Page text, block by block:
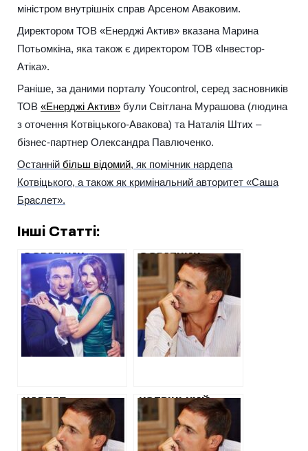
міністром внутрішніх справ Арсеном Аваковим.
Директором ТОВ «Енерджі Актив» вказана Марина
Потьомкіна, яка також є директором ТОВ «Інвестор-
Атіка».
Раніше, за даними порталу Youcontrol, серед засновників
ТОВ «Енерджі Актив» були Світлана Мурашова (людина
з оточення Котвіцького-Авакова) та Наталія Штих –
бізнес-партнер Олександра Павлюченко.
Останній більш відомий, як помічник нардепа
Котвіцького, а також як кримінальний авторитет «Саша
Браслет».
Інші Статті:
СОРАТНИК
АВАКОВА
ОТРИМАВ
ЧЕРГОВІ
МІЛЬЙОНИ ВІД
ВИДОБУТКУ ГАЗУ
НА ХАРКІВЩИНІ
СОРАТНИК
АВАКОВА
ОТРИМАВ ЩЕ 5
МІЛЬЙОНІВ
ДИВІДЕНДІВ ВІД
ВИДОБУТКУ ГАЗУ
НАРДЕП
КОТВІЦЬКИЙ
ЗБАГАТИВСЯ ЩЕ
НА 10,5
КОТВІЦЬКИЙ
ОТРИМАВ ЩЕ
ПОНАД 10
МІЛЬЙОНІВ